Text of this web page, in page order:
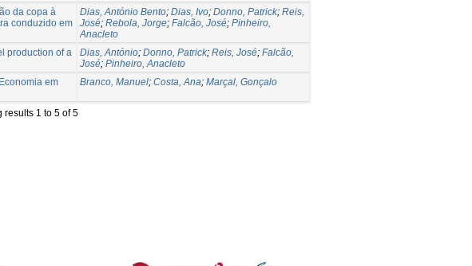
da copa à
conduzido em
Dias, António Bento; Dias, Ivo; Donno, Patrick; Reis,
José; Rebola, Jorge; Falcão, José; Pinheiro,
Anacleto
production of a
Dias, António; Donno, Patrick; Reis, José; Falcão,
José; Pinheiro, Anacleto
em
Branco, Manuel; Costa, Ana; Marçal, Gonçalo
results 1 to 5 of 5